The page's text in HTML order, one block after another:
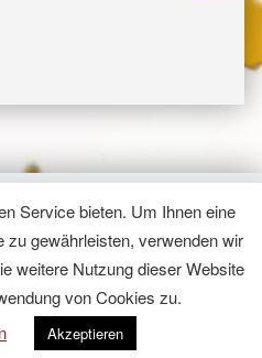
Menu
WordPress theme.|
top ↑
Service bieten. Um Ihnen eine
gewährleisten, verwenden wir
weitere Nutzung dieser Website
von Cookies zu.
Akzeptieren